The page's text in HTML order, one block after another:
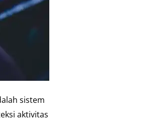
sistem
aktivitas